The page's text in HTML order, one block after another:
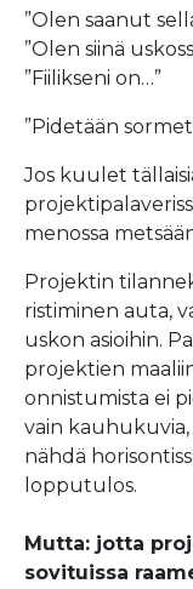
”Olen saanut
”Olen siinä
”Fiilikseni on…”
”Pidetään
Jos kuulet
menossa
Projektin
ristiminen auta,
uskon asioihin.
projektien
onnistumista ei
vain
nähdä
lopputulos.
Mutta: jotta
sovituissa